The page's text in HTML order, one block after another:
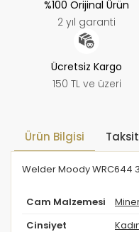
%100 Orijinal Ürün
2 yıl garanti
Ücretsiz Kargo
150 TL ve üzeri
Ürün Bilgisi
Welder Moody WRC644
Cam Malzemesi
Cinsiyet